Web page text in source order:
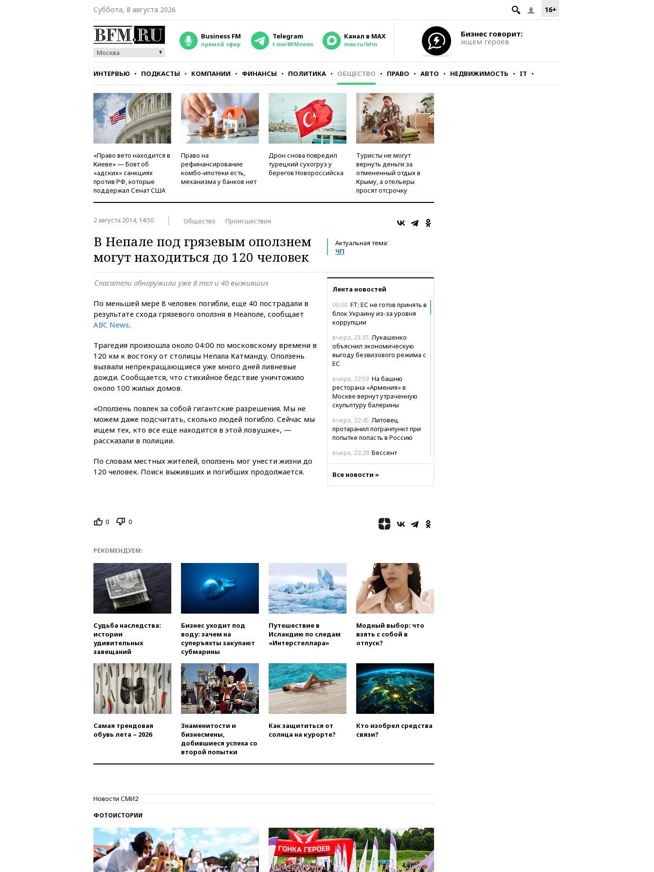
16+
Суббота, 8 августа 2026
Москва
Business FM
прямой эфир
Telegram
t.me/BFMnews
Канал в MAX
max.ru/bfm
Бизнес говорит:
ищем героев
ИНТЕРВЬЮ ПОДКАСТЫ КОМПАНИИ ФИНАНСЫ ПОЛИТИКА ОБЩЕСТВО ПРАВО АВТО НЕДВИЖИМОСТЬ IT
СТИЛЬ ТЕСТЫ
«Право вето находится в
Киеве» — Бовт об
«адских» санкциях
против РФ, которые
поддержал Сенат США
Право на
рефинансирование
комбо-ипотеки есть,
механизма у банков нет
Дрон снова повредил
турецкий сухогруз у
берегов Новороссийска
Туристы не могут
вернуть деньги за
отмененный отдых в
Крыму, а отельеры
просят отсрочку
2 августа 2014, 14:50 Общество Происшествия
Актуальная тема:
ЧП
В Непале под грязевым оползнем
могут находиться до 120 человек
Лента новостей
00:30 FT: ЕС не готов принять в
блок Украину из-за уровня
коррупции
вчера, 23:35 Лукашенко
объяснил экономическую
выгоду безвизового режима с
ЕС
вчера, 22:59 На башню
ресторана «Армения» в
Москве вернут утраченную
скульптуру балерины
вчера, 22:45 Литовец
протаранил погранпункт при
попытке попасть в Россию
вчера, 22:28 Бессент
огня США и Ирана
Путин поручил
The Atlantic: Маск
отказал Украине в
использовании Starlink для
атак вглубь РФ
вчера, 21:35После пожара на
уголовное дело
вчера, 21:26Лидеры сборной
Хорватии
вчера, 21:15Пентагон
опубликовал 16 новых видео с
НЛО
вчера, 21:00На границе
Украины с Польшей скопилось
свыше 6,5 тысячи грузовиков
пройдет в 2026 году
Белгородской области
вчера, 20:30Лидию Невзорову
заочно арестовали по делу о
финансировании
Все новости »
Спасатели обнаружили уже 8 тел и 40 выживших
По меньшей мере 8 человек погибли, еще 40 пострадали в
результате схода грязевого оползня в Неаполе, сообщает
ABC News.
Трагедия произошла около 04:00 по московскому времени в
120 км к востоку от столицы Непала Катманду. Оползень
вызвали непрекращающиеся уже много дней ливневые
дожди. Сообщается, что стихийное бедствие уничтожило
около 100 жилых домов.
«Оползень повлек за собой гигантские разрешения. Мы не
можем даже подсчитать, сколько людей погибло. Сейчас мы
ищем тех, кто все еще находится в этой ловушке», —
рассказали в полиции.
По словам местных жителей, оползень мог унести жизни до
120 человек. Поиск выживших и погибших продолжается.
0 0
РЕКОМЕНДУЕМ:
Судьба наследства:
истории
удивительных
завещаний
Бизнес уходит под
воду: зачем на
суперъяхты закупают
субмарины
Путешествие в
Исландию по следам
«Интерстеллара»
Модный выбор: что
взять с собой в
отпуск?
Самая трендовая
обувь лета – 2026
Знаменитости и
бизнесмены,
добившиеся успеха со
второй попытки
Как защититься от
солнца на курорте?
Кто изобрел средства
связи?
Новости СМИ2
ФОТОИСТОРИИ